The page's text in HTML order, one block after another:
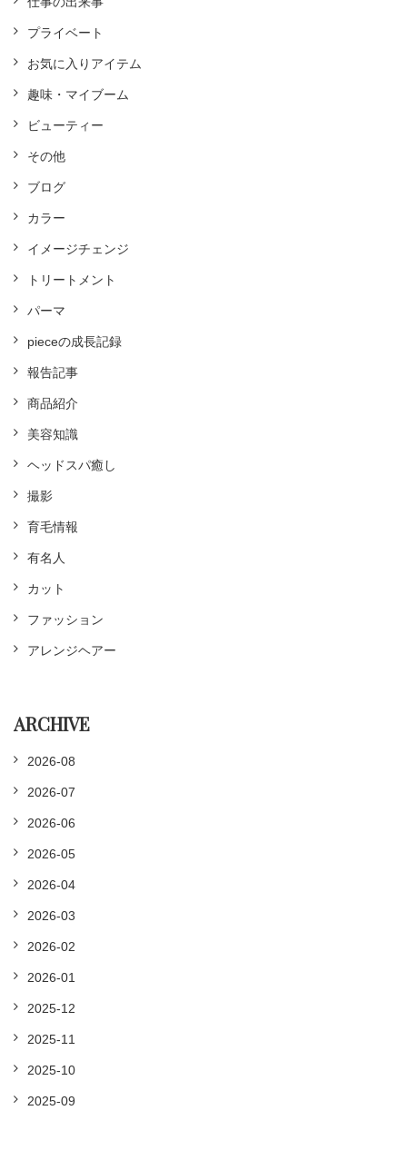
プライベート
お気に入りアイテム
趣味・マイブーム
ビューティー
その他
ブログ
カラー
イメージチェンジ
トリートメント
パーマ
pieceの成長記録
報告記事
商品紹介
美容知識
ヘッドスパ癒し
撮影
育毛情報
有名人
カット
ファッション
アレンジヘアー
ARCHIVE
2026-08
2026-07
2026-06
2026-05
2026-04
2026-03
2026-02
2026-01
2025-12
2025-11
2025-10
2025-09